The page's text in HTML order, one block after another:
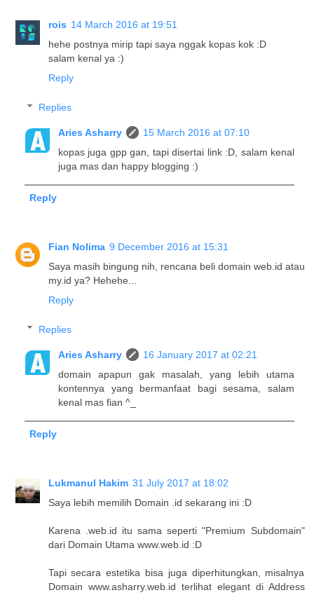
rois 14 March 2016 at 19:51
hehe postnya mirip tapi saya nggak kopas kok :D
salam kenal ya :)
Reply
Replies
Aries Asharry
15 March 2016 at 07:10
kopas juga gpp gan, tapi disertai link :D, salam kenal
juga mas dan happy blogging :)
Reply
Fian Nolima 9 December 2016 at 15:31
Saya masih bingung nih, rencana beli domain web.id atau
my.id ya? Hehehe...
Reply
Replies
Aries Asharry
16 January 2017 at 02:21
domain apapun gak masalah, yang lebih utama
kontennya yang bermanfaat bagi sesama, salam
kenal mas fian ^_
Reply
Lukmanul Hakim 31 July 2017 at 18:02
Saya lebih memilih Domain .id sekarang ini :D
Karena .web.id itu sama seperti "Premium Subdomain"
dari Domain Utama www.web.id :D
Tapi secara estetika bisa juga diperhitungkan, misalnya
Domain www.asharry.web.id terlihat elegant di Address